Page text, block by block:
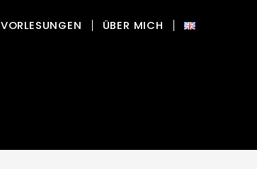
VORLESUNGEN ÜBER MICH